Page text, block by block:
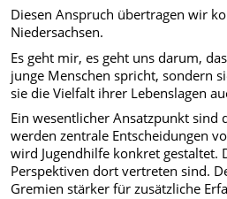
Diesen Anspruch übertragen wir
Niedersachsen.
Es geht mir, es geht uns darum,
junge Menschen spricht, sondern
sie die Vielfalt ihrer Lebenslagen
Ein wesentlicher Ansatzpunkt sind
werden zentrale Entscheidungen
wird Jugendhilfe konkret gestaltet.
Perspektiven dort vertreten sind.
Gremien stärker für zusätzliche